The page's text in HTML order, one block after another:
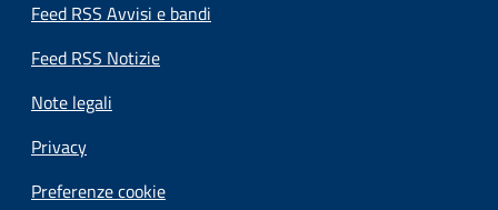
Feed RSS Avvisi e bandi
Feed RSS Notizie
Note legali
Privacy
Preferenze cookie